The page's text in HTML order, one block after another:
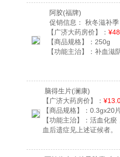
阿胶(福牌)
促销信息：
秋冬滋补季
【广济大药房价】：
【商品规格】： 250g
【功能主治】： 补血滋
脑得生片(澜康)
【广济大药房价】：
【商品规格】： 0.3gx20
【功能主治】： 活血化瘀
血后遗症见上述证候者。